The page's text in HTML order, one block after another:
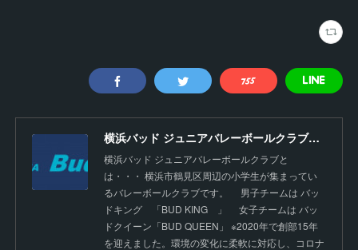
横浜バッド ジュニアバレーボールクラブ【公式】
横浜バッド ジュニアバレーボールクラブと
は・・・ 横浜市鶴見区周辺の小学生が集まってい
るバレーボールクラブです。 男子チームは バッ
ドキング 「BUD KING 」 女子チームは バッ
ドクイーン「BUD QUEEN」 ※2020年で創部15年
を迎えました。環境の変化に柔軟に対応し、コロナ